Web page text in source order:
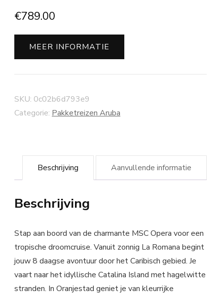
€789.00
MEER INFORMATIE
SKU: 0c02b6d793e9
Categorie: Pakketreizen Aruba
Beschrijving Aanvullende informatie
Beschrijving
Stap aan boord van de charmante MSC Opera voor een
tropische droomcruise. Vanuit zonnig La Romana begint
jouw 8 daagse avontuur door het Caribisch gebied. Je
vaart naar het idyllische Catalina Island met hagelwitte
stranden. In Oranjestad geniet je van kleurrijke